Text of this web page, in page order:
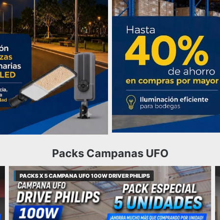
Packs Campanas UFO
PACKS X 5 CAMPANA UFO 100W DRIVER PHILIPS